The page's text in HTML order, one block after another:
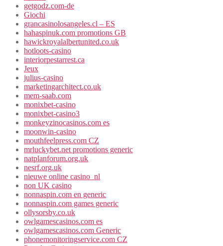
getgodz.com-de
Giochi
grancasinolosangeles.cl – ES
hahaspinuk.com promotions GB
hawickroyalalbertunited.co.uk
hotloots-casino
interiorpestarrest.ca
Jeux
julius-casino
marketingarchitect.co.uk
mem-saab.com
monixbet-casino
monixbet-casino3
monkeyzinocasinos.com es
moonwin-casino
mouthfeelpress.com CZ
mrluckybet.net promotions generic
natplanforum.org.uk
nesrf.org.uk
nieuwe online casino_nl
non UK casino
nonnaspin.com en generic
nonnaspin.com games generic
ollysorsby.co.uk
owlgamescasinos.com es
owlgamescasinos.com Generic
phonemonitoringservice.com CZ